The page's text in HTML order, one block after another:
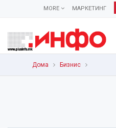
МАРКЕТИНГ
MORE
Дома Бизнис